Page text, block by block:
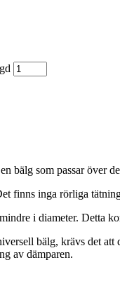
som passar över
finns inga rörliga
i diameter. Detta
bälg, krävs det
av dämparen.